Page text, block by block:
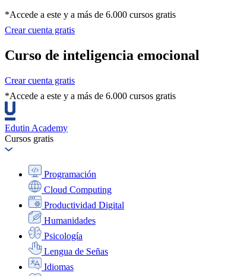
*Accede a este y a más de 6.000 cursos gratis
Crear cuenta gratis
Curso de inteligencia emocional
Crear cuenta gratis
*Accede a este y a más de 6.000 cursos gratis
Edutin Academy
Cursos gratis
Programación
Cloud Computing
Productividad Digital
Humanidades
Psicología
Lengua de Señas
Idiomas